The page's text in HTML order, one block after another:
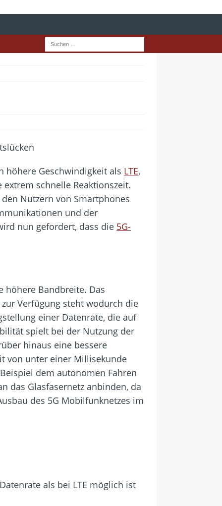
höhere Geschwindigkeit als LTE,
schnelle Reaktionszeit.
Nutzern von Smartphones
und der
nun gefordert, dass die 5G-
höhere Bandbreite. Das
Verfügung steht wodurch die
einer Datenrate, die auf
spielt bei der Nutzung der
hinaus eine bessere
von unter einer Millisekunde
dem autonomen Fahren
das Glasfasernetz anbinden, da
des 5G Mobilfunknetzes im
als bei LTE möglich ist